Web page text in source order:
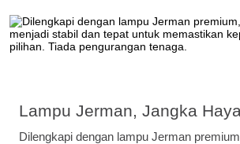
Lampu Jerman, Jangka
Dilengkapi dengan lampu Jerman